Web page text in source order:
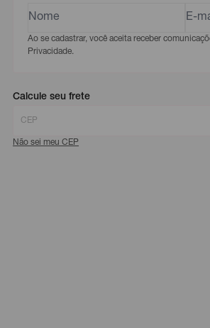
Ao se cadastrar, você aceita receber
Privacidade.
Calcule seu frete
Não sei meu CEP